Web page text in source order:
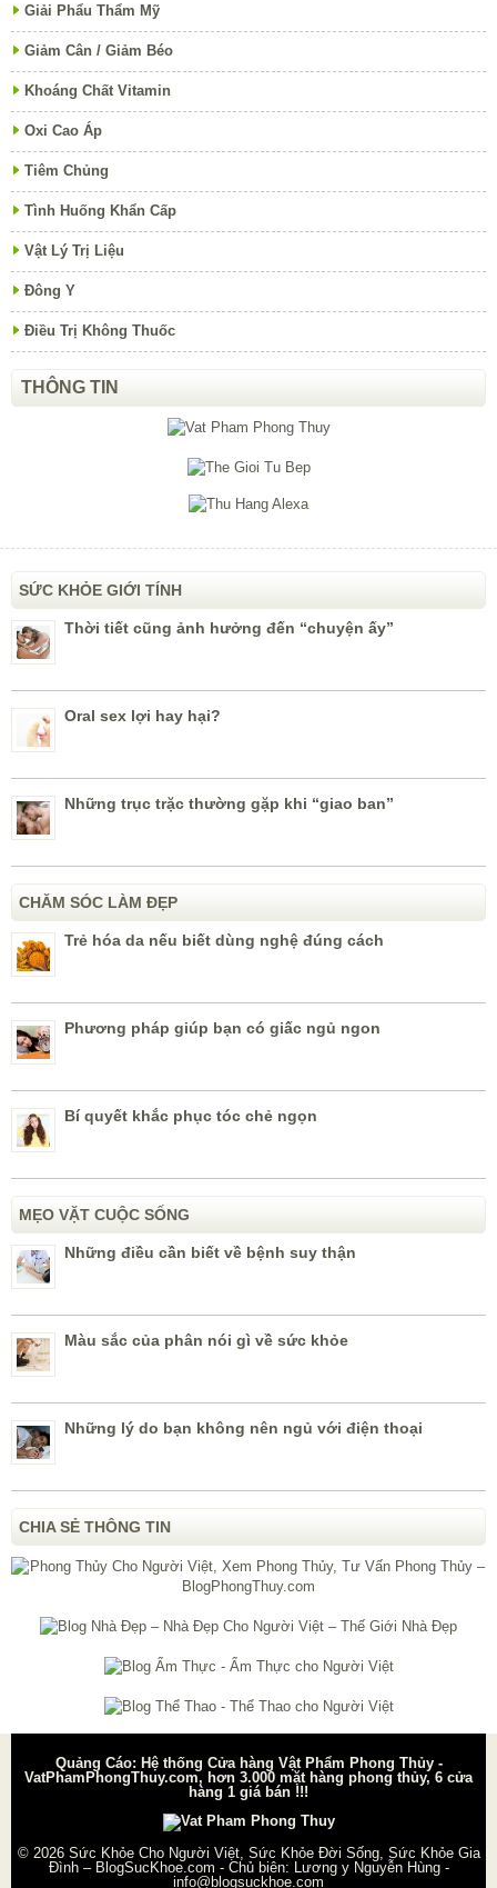
Giải Phẩu Thẩm Mỹ
Giảm Cân / Giảm Béo
Khoáng Chất Vitamin
Oxi Cao Áp
Tiêm Chủng
Tình Huống Khẩn Cấp
Vật Lý Trị Liệu
Đông Y
Điều Trị Không Thuốc
THÔNG TIN
SỨC KHỎE GIỚI TÍNH
Thời tiết cũng ảnh hưởng đến “chuyện ấy”
Oral sex lợi hay hại?
Những trục trặc thường gặp khi “giao ban”
CHĂM SÓC LÀM ĐẸP
Trẻ hóa da nếu biết dùng nghệ đúng cách
Phương pháp giúp bạn có giấc ngủ ngon
Bí quyết khắc phục tóc chẻ ngọn
MẸO VẶT CUỘC SỐNG
Những điều cần biết về bệnh suy thận
Màu sắc của phân nói gì về sức khỏe
Những lý do bạn không nên ngủ với điện thoại
CHIA SẺ THÔNG TIN
Quảng Cáo: Hệ thống Cửa hàng Vật Phẩm Phong Thủy -
VatPhamPhongThuy.com, hơn 3.000 mặt hàng phong thủy, 6 cửa
hàng 1 giá bán !!!
© 2026 Sức Khỏe Cho Người Việt, Sức Khỏe Đời Sống, Sức Khỏe Gia
Đình – BlogSucKhoe.com - Chủ biên: Lương y Nguyễn Hùng-
info@blogsuckhoe.com